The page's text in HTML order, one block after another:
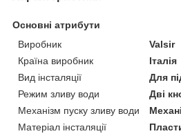
Основні атрибути
Виробник
Valsir
Країна виробник
Італія
Вид інсталяції
Для
Режим зливу води
Дві
Механізм пуску зливу води
Матеріал інсталяції